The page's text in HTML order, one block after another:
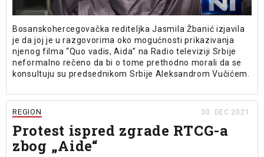
Bosanskohercegovačka rediteljka Jasmila Žbanić izjavila
je da joj je u razgovorima oko mogućnosti prikazivanja
njenog filma “Quo vadis, Aida” na Radio televiziji Srbije
neformalno rečeno da bi o tome prethodno morali da se
konsultuju su predsednikom Srbije Aleksandrom Vučićem.
REGION 30. DEC 2021.
Protest ispred zgrade RTCG-a
zbog „Aide“